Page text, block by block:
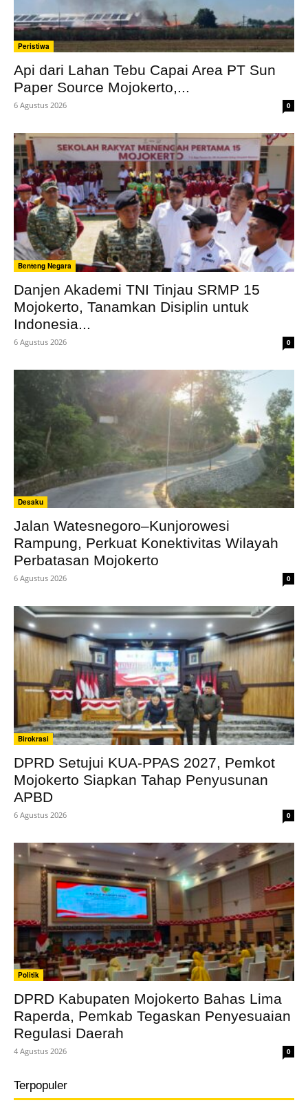
Peristiwa
Api dari Lahan Tebu Capai Area PT Sun
Paper Source Mojokerto,...
6 Agustus 2026 0
Benteng Negara
Danjen Akademi TNI Tinjau SRMP 15
Mojokerto, Tanamkan Disiplin untuk
Indonesia...
6 Agustus 2026 0
Desaku
Jalan Watesnegoro–Kunjorowesi
Rampung, Perkuat Konektivitas Wilayah
Perbatasan Mojokerto
6 Agustus 2026 0
Birokrasi
DPRD Setujui KUA-PPAS 2027, Pemkot
Mojokerto Siapkan Tahap Penyusunan
APBD
6 Agustus 2026 0
Politik
DPRD Kabupaten Mojokerto Bahas Lima
Raperda, Pemkab Tegaskan Penyesuaian
Regulasi Daerah
4 Agustus 2026 0
Terpopuler